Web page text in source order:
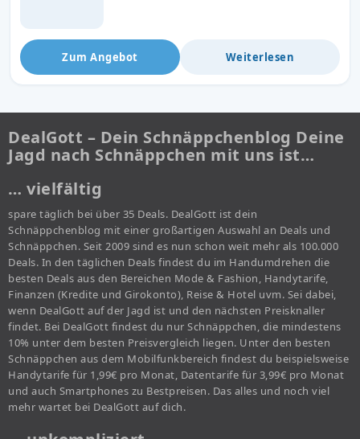
Zum Angebot Weiterlesen
DealGott – Dein Schnäppchenblog Deine
Jagd nach Schnäppchen mit uns ist…
… vielfältig
spare täglich bei über 35 Deals. DealGott ist dein
Schnäppchenblog mit einer großartigen Auswahl an Deals und
Schnäppchen. Seit 2009 sind es nun schon weit mehr als 100.000
Deals. In den täglichen Deals findest du im Handumdrehen die
besten Deals aus den Bereichen Mode & Fashion, Handytarife,
Finanzen (Kredite und Girokonto), Reise & Hotel uvm. Sei dabei,
wenn DealGott auf der Jagd ist und den nächsten Preisknaller
findet. Bei DealGott findest du nur Schnäppchen, die mindestens
10% unter dem besten Preisvergleich liegen. Unter den besten
Schnäppchen aus dem Mobilfunkbereich findest du beispielsweise
Handytarife für 1,99€ pro Monat, Datentarife für 3,99€ pro Monat
und auch Smartphones zu Bestpreisen. Das alles und noch viel
mehr wartet bei DealGott auf dich.